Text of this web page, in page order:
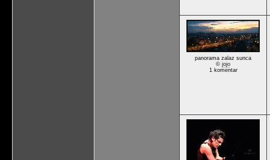
panorama zalaz sunca
©jojo
1 komentar